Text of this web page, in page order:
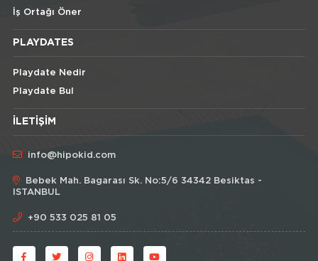
İş Ortağı Öner
PLAYDATES
Playdate Nedir
Playdate Bul
İLETIŞIM
info@hipokid.com
Bebek Mah. Bagarası Sk. No:5/6 34342 Besiktas -
ISTANBUL
+90 533 025 81 05